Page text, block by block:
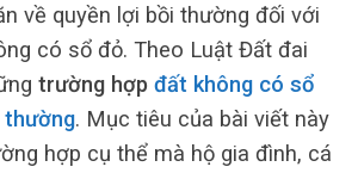
về quyền lợi bồi thường đối với
có sổ đỏ. Theo Luật Đất đai
trường hợp đất không có sổ
thường. Mục tiêu của bài viết này
hợp cụ thể mà hộ gia đình, cá